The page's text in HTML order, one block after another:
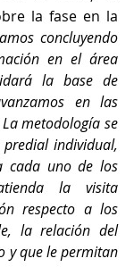
la fase en la
concluyendo
en el área
la base de
en las
metodología se
individual,
cada uno de los
la visita
respecto a los
la relación del
y que le permitan